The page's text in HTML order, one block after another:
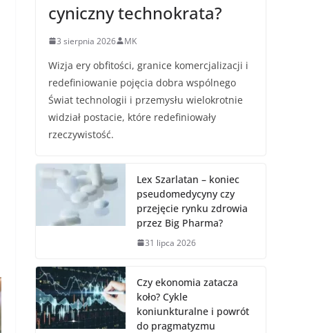
cyniczny technokrata?
3 sierpnia 2026 MK
Wizja ery obfitości, granice komercjalizacji i
redefiniowanie pojęcia dobra wspólnego
Świat technologii i przemysłu wielokrotnie
widział postacie, które redefiniowały
rzeczywistość.
Lex Szarlatan – koniec
pseudomedycyny czy
przejęcie rynku zdrowia
przez Big Pharma?
31 lipca 2026
Czy ekonomia zatacza
koło? Cykle
koniunkturalne i powrót
do pragmatyzmu